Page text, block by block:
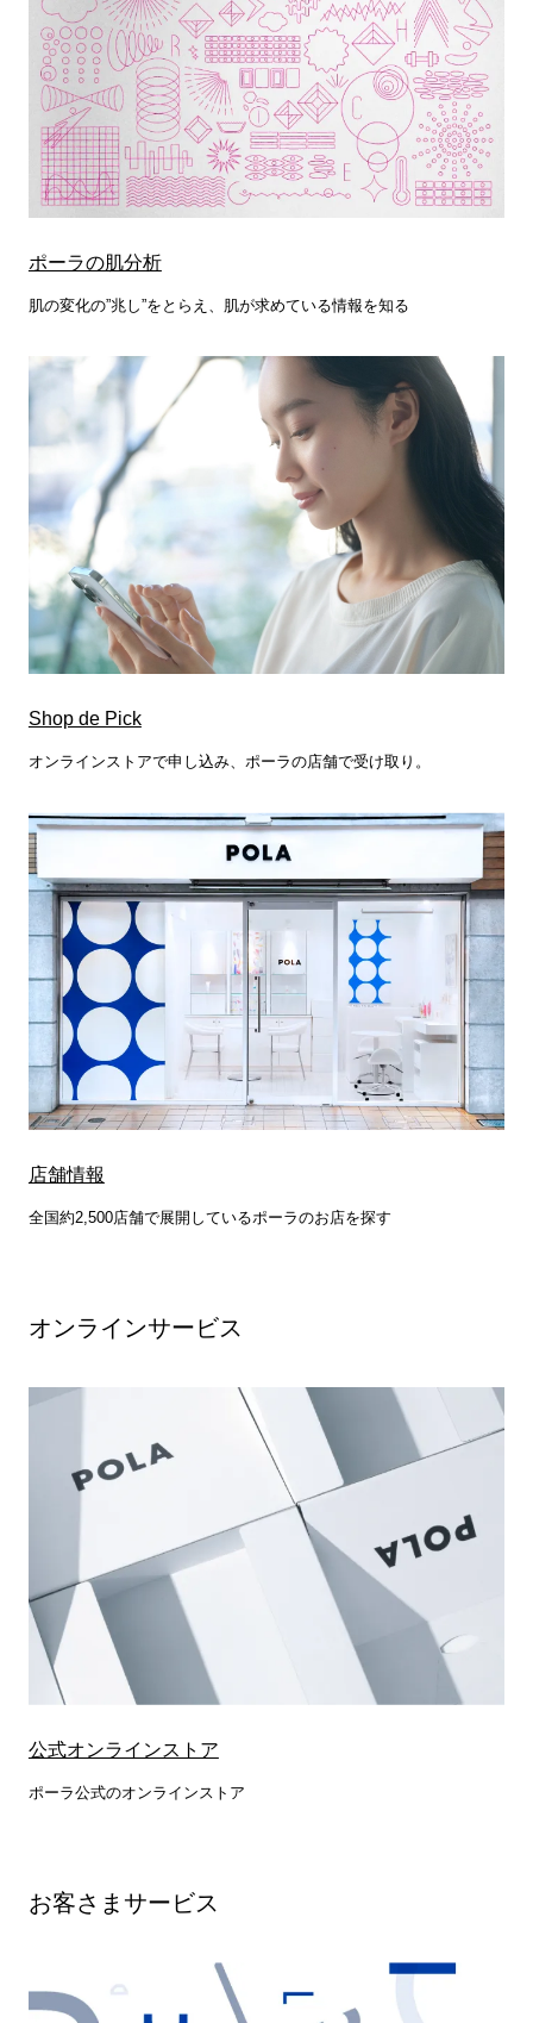
ポーラの肌分析
肌の変化の”兆し”をとらえ、肌が求めている情報を知る
Shop de Pick
オンラインストアで申し込み、ポーラの店舗で受け取り。
店舗情報
全国約2,500店舗で展開しているポーラのお店を探す
オンラインサービス
公式オンラインストア
ポーラ公式のオンラインストア
お客さまサービス